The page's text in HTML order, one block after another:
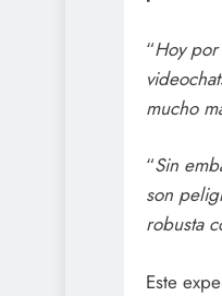
“Hoy
mucho
“Sin
son
robusta
Este